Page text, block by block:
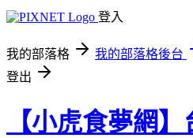
登入
我的部落格 我的部落格後台
登出
【小虎食夢網